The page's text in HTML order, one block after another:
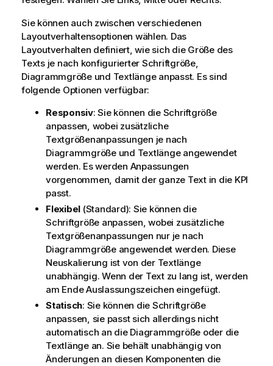
Sie können auch zwischen verschiedenen
Layoutverhaltensoptionen wählen. Das
Layoutverhalten definiert, wie sich die Größe des
Texts je nach konfigurierter Schriftgröße,
Diagrammgröße und Textlänge anpasst. Es sind
folgende Optionen verfügbar:
Responsiv: Sie können die Schriftgröße
anpassen, wobei zusätzliche
Textgrößenanpassungen je nach
Diagrammgröße und Textlänge angewendet
werden. Es werden Anpassungen
vorgenommen, damit der ganze Text in die KPI
passt.
Flexibel (Standard): Sie können die
Schriftgröße anpassen, wobei zusätzliche
Textgrößenanpassungen nur je nach
Diagrammgröße angewendet werden. Diese
Neuskalierung ist von der Textlänge
unabhängig. Wenn der Text zu lang ist, werden
am Ende Auslassungszeichen eingefügt.
Statisch: Sie können die Schriftgröße
anpassen, sie passt sich allerdings nicht
automatisch an die Diagrammgröße oder die
Textlänge an. Sie behält unabhängig von
Änderungen an diesen Komponenten die